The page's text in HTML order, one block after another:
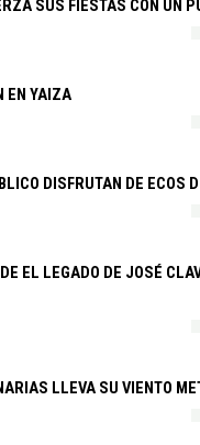
SUS FIESTAS CON UN
EN YAIZA
DISFRUTAN DE ECOS
EL LEGADO DE JOSÉ
LLEVA SU VIENTO